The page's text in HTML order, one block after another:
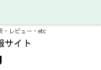
・レビュー・etc